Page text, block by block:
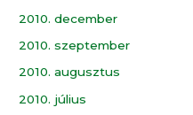
2010. december
2010. szeptember
2010. augusztus
2010. július